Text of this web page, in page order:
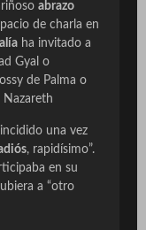
abrazo
de charla en
ha invitado a
Gyal o
de Palma o
Nazareth
una vez
, rapidísimo”.
en su
a “otro